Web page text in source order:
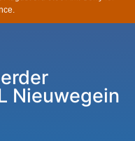
Nieuwegein